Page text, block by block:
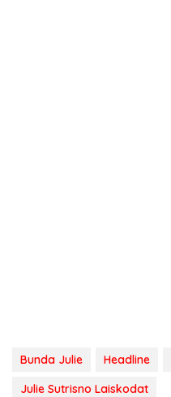
Bunda Julie Headline
Julie Sutrisno Laiskodat